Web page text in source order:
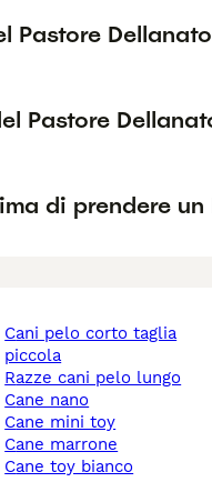
Pastore
Pastore
di prendere
cani pelo corto taglia
piccola
razze cani pelo lungo
cane nano
cane mini toy
cane marrone
cane toy bianco